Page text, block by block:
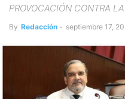
PROVOCACIÓN CONTRA
By Redacción - septiembre 17,